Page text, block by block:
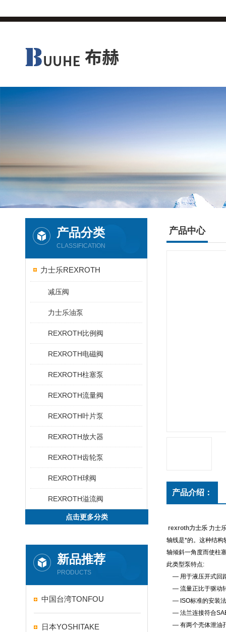
产品分类
CLASSIFICATION
力士乐REXROTH
减压阀
力士乐油泵
REXROTH比例阀
REXROTH电磁阀
REXROTH柱塞泵
REXROTH流量阀
REXROTH叶片泵
REXROTH放大器
REXROTH齿轮泵
REXROTH球阀
REXROTH溢流阀
点击更多分类
新品推荐
PRODUCTS
中国台湾TONFOU
日本YOSHITAKE
产品中心
产品介绍：
rexroth力士乐 力士
轴线是*的。这种结构
轴倾斜一角度而使柱
此类型泵特点:
— 用于液压开式回
— 流量正比于驱动
— ISO标准的安装
— 法兰连接符合
— 有两个壳体泄油